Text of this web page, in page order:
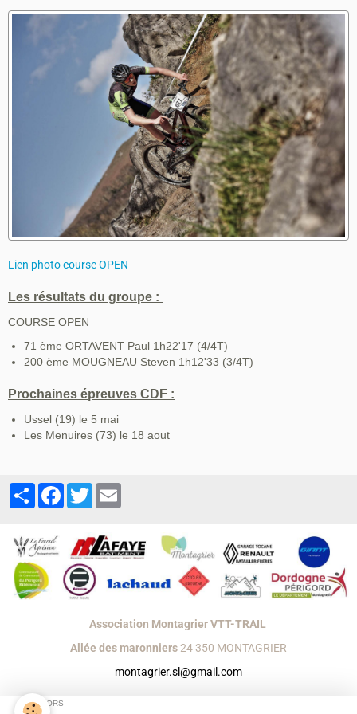
Lien photo course OPEN
Les résultats du groupe :
COURSE OPEN
71 ème ORTAVENT Paul 1h22'17 (4/4T)
200 ème MOUGNEAU Steven 1h12'33 (3/4T)
Prochaines épreuves CDF :
Ussel (19) le 5 mai
Les Menuires (73) le 18 aout
PartagerFacebook
Twitter
Association Montagrier VTT-TRAIL
Allée des maronniers24 350 MONTAGRIER
montagrier.sl@gmail.com
SPONSORS